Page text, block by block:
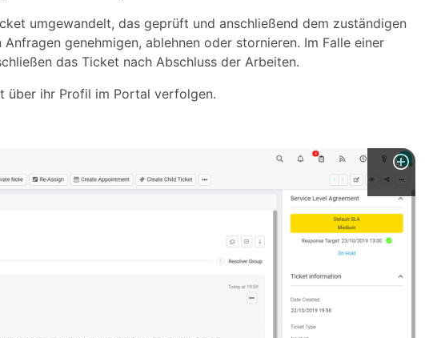
umgewandelt, das geprüft und anschließend dem zuständigen
genehmigen, ablehnen oder stornieren. Im Falle einer
das Ticket nach Abschluss der Arbeiten.
über ihr Profil im Portal verfolgen.